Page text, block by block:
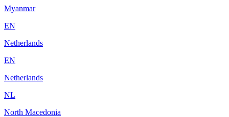
Myanmar
EN
Netherlands
EN
Netherlands
NL
North Macedonia